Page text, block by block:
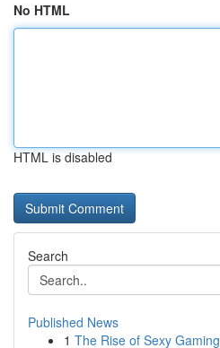
No HTML
HTML is disabled
Search
Published News
1 The Rise of Sexy Gaming